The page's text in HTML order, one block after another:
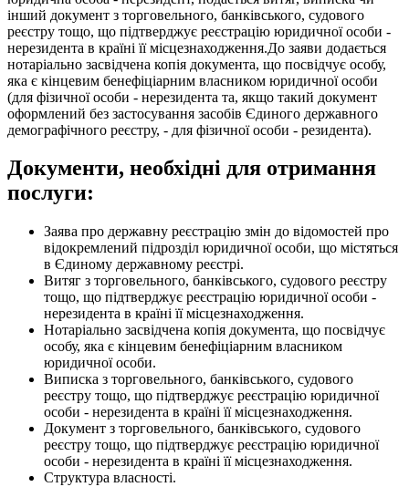
інший документ з торговельного, банківського, судового
реєстру тощо, що підтверджує реєстрацію юридичної особи -
нерезидента в країні її місцезнаходження.До заяви додається
нотаріально засвідчена копія документа, що посвідчує особу,
яка є кінцевим бенефіціарним власником юридичної особи
(для фізичної особи - нерезидента та, якщо такий документ
оформлений без застосування засобів Єдиного державного
демографічного реєстру, - для фізичної особи - резидента).
Документи, необхідні для отримання
послуги:
Заява про державну реєстрацію змін до відомостей про
відокремлений підрозділ юридичної особи, що містяться
в Єдиному державному реєстрі.
Витяг з торговельного, банківського, судового реєстру
тощо, що підтверджує реєстрацію юридичної особи -
нерезидента в країні її місцезнаходження.
Нотаріально засвідчена копія документа, що посвідчує
особу, яка є кінцевим бенефіціарним власником
юридичної особи.
Виписка з торговельного, банківського, судового
реєстру тощо, що підтверджує реєстрацію юридичної
особи - нерезидента в країні її місцезнаходження.
Документ з торговельного, банківського, судового
реєстру тощо, що підтверджує реєстрацію юридичної
особи - нерезидента в країні її місцезнаходження.
Структура власності.